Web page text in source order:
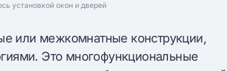
установкой окон и дверей
или межкомнатные конструкции,
Это многофункциональные